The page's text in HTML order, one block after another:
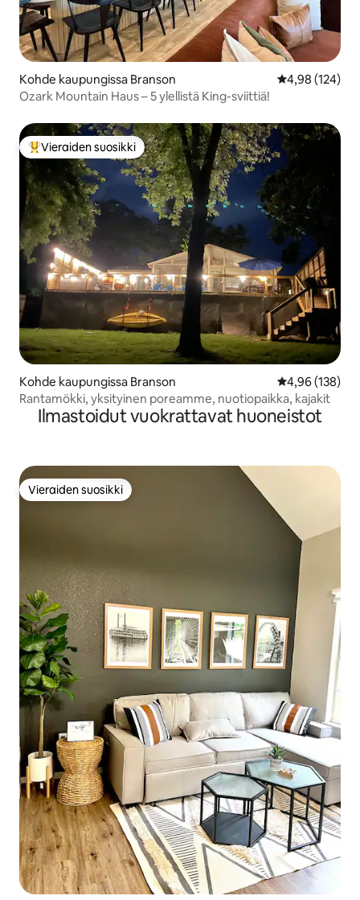
Kohde kaupungissa Branson
4,98 (124)
Ozark Mountain Haus – 5 ylellistä King-sviittiä!
Vieraiden suosikkien parhaimmistoa
Vieraiden suosikki
Kohde kaupungissa Branson
4,96 (138)
Rantamökki, yksityinen poreamme, nuotiopaikka, kajakit
Ilmastoidut vuokrattavat huoneistot
Vieraiden suosikki
Vieraiden suosikki